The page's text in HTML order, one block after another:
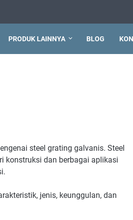
PRODUK LAINNYA BLOG
steel grating galvanis. Steel
konstruksi dan berbagai aplikasi
jenis, keunggulan, dan